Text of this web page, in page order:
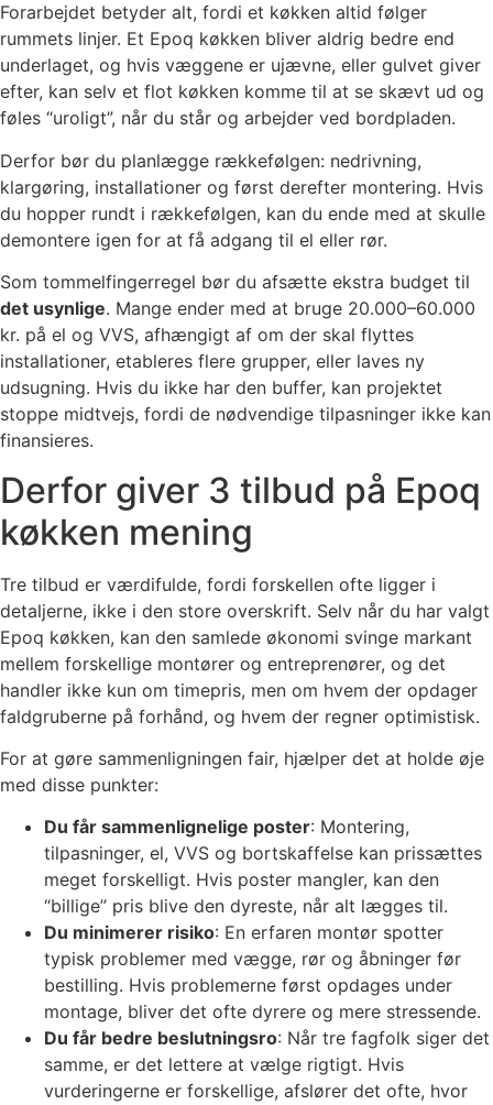
Forarbejdet betyder alt, fordi et køkken altid følger
rummets linjer. Et Epoq køkken bliver aldrig bedre end
underlaget, og hvis væggene er ujævne, eller gulvet giver
efter, kan selv et flot køkken komme til at se skævt ud og
føles “uroligt”, når du står og arbejder ved bordpladen.
Derfor bør du planlægge rækkefølgen: nedrivning,
klargøring, installationer og først derefter montering. Hvis
du hopper rundt i rækkefølgen, kan du ende med at skulle
demontere igen for at få adgang til el eller rør.
Som tommelfingerregel bør du afsætte ekstra budget til
det usynlige. Mange ender med at bruge 20.000–60.000
kr. på el og VVS, afhængigt af om der skal flyttes
installationer, etableres flere grupper, eller laves ny
udsugning. Hvis du ikke har den buffer, kan projektet
stoppe midtvejs, fordi de nødvendige tilpasninger ikke kan
finansieres.
Derfor giver 3 tilbud på Epoq
køkken mening
Tre tilbud er værdifulde, fordi forskellen ofte ligger i
detaljerne, ikke i den store overskrift. Selv når du har valgt
Epoq køkken, kan den samlede økonomi svinge markant
mellem forskellige montører og entreprenører, og det
handler ikke kun om timepris, men om hvem der opdager
faldgruberne på forhånd, og hvem der regner optimistisk.
For at gøre sammenligningen fair, hjælper det at holde øje
med disse punkter:
Du får sammenlignelige poster: Montering,
tilpasninger, el, VVS og bortskaffelse kan prissættes
meget forskelligt. Hvis poster mangler, kan den
“billige” pris blive den dyreste, når alt lægges til.
Du minimerer risiko: En erfaren montør spotter
typisk problemer med vægge, rør og åbninger før
bestilling. Hvis problemerne først opdages under
montage, bliver det ofte dyrere og mere stressende.
Du får bedre beslutningsro: Når tre fagfolk siger det
samme, er det lettere at vælge rigtigt. Hvis
vurderingerne er forskellige, afslører det ofte, hvor